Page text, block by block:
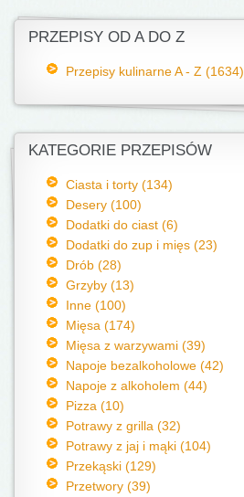
PRZEPISY OD A DO Z
Przepisy kulinarne A - Z (1634)
KATEGORIE PRZEPISÓW
Ciasta i torty (134)
Desery (100)
Dodatki do ciast (6)
Dodatki do zup i mięs (23)
Drób (28)
Grzyby (13)
Inne (100)
Mięsa (174)
Mięsa z warzywami (39)
Napoje bezalkoholowe (42)
Napoje z alkoholem (44)
Pizza (10)
Potrawy z grilla (32)
Potrawy z jaj i mąki (104)
Przekąski (129)
Przetwory (39)